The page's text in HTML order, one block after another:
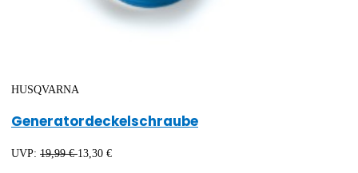
HUSQVARNA
Generatordeckelschraube
UVP: 19,99 € 13,30 €